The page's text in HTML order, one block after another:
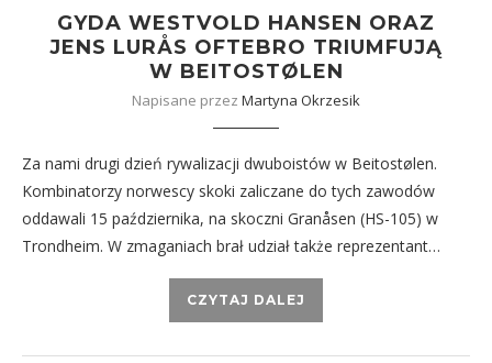
GYDA WESTVOLD HANSEN ORAZ
JENS LURÅS OFTEBRO TRIUMFUJĄ
W BEITOSTØLEN
Napisane przez Martyna Okrzesik
Za nami drugi dzień rywalizacji dwuboistów w Beitostølen.
Kombinatorzy norwescy skoki zaliczane do tych zawodów
oddawali 15 października, na skoczni Granåsen (HS-105) w
Trondheim. W zmaganiach brał udział także reprezentant…
CZYTAJ DALEJ